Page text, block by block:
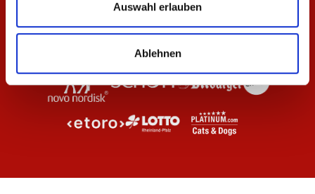
Auswahl erlauben
Ablehnen